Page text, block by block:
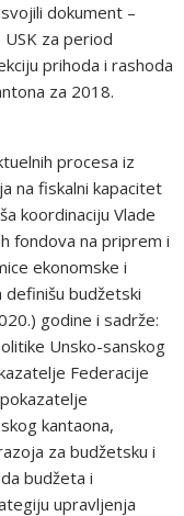
dokument –
za period
prihoda i rashoda
za 2018.
procesa iz
na fiskalni kapacitet
koordinaciju Vlade
fondova na priprem i
ekonomske i
definišu budžetski
godine i sadrže:
Unsko-sanskog
Federacije
kantaona,
za budžetsku i
budžeta i
upravljenja